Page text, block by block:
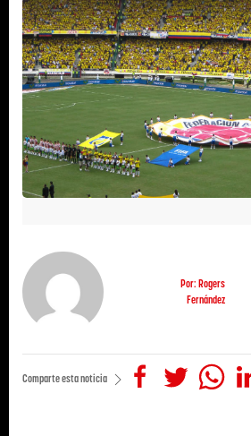
Por: Rogers
Fernández
Comparte esta noticia